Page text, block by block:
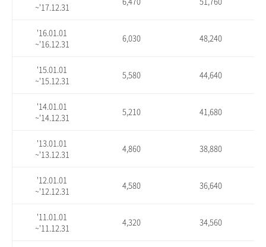
~'17.12.31
'16.01.01
~'16.12.31
6,030 48,240
'15.01.01
~'15.12.31
5,580 44,640
'14.01.01
~'14.12.31
5,210 41,680
'13.01.01
~'13.12.31
4,860 38,880
'12.01.01
~'12.12.31
4,580 36,640
'11.01.01
~'11.12.31
4,320 34,560